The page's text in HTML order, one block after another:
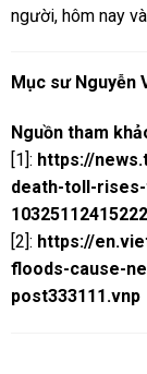
người, hôm nay
Mục sư Nguyễn
Nguồn tham
[1]: https://
death-toll-
[2]: https://
floods-cause-
post333111.vnp